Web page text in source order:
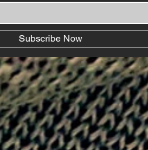
Subscribe Now